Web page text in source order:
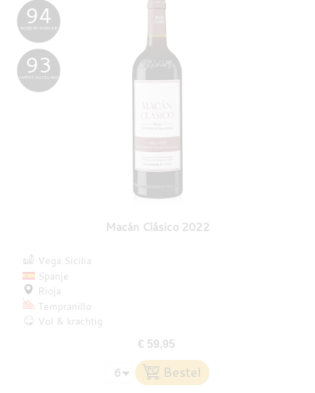
Macán Clásico 2022
94
ROBERT PARKER
93
JAMES SUCKLING
Vega Sicilia
Spanje
Rioja
Tempranillo
Vol & krachtig
€ 59,95